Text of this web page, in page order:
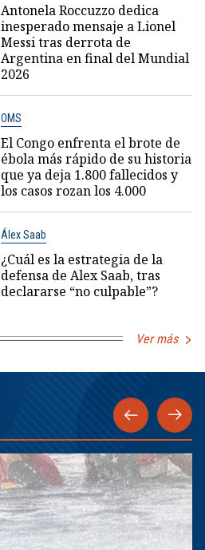
Antonela Roccuzzo dedica
inesperado mensaje a Lionel
Messi tras derrota de
Argentina en final del Mundial
2026
OMS
El Congo enfrenta el brote de
ébola más rápido de su historia
que ya deja 1.800 fallecidos y
los casos rozan los 4.000
Álex Saab
¿Cuál es la estrategia de la
defensa de Alex Saab, tras
declararse “no culpable”?
Ver más